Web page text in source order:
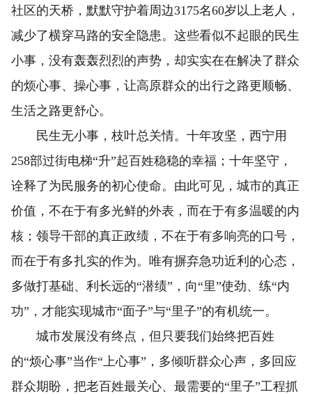
社区的天桥，默默守护着周边3175名60岁以上老人，
减少了横穿马路的安全隐患。这些看似不起眼的民生
小事，没有轰轰烈烈的声势，却实实在在解决了群众
的烦心事、操心事，让高原群众的出行之路更顺畅、
生活之路更舒心。
民生无小事，枝叶总关情。十年攻坚，西宁用
258部过街电梯“升”起百姓稳稳的幸福；十年坚守，
诠释了为民服务的初心使命。由此可见，城市的真正
价值，不在于有多光鲜的外表，而在于有多温暖的内
核；领导干部的真正政绩，不在于有多响亮的口号，
而在于有多扎实的作为。唯有摒弃急功近利的心态，
多做打基础、利长远的“潜绩”，向“里”使劲、练“内
功”，才能实现城市“面子”与“里子”的有机统一。
城市发展没有终点，但只要我们始终把百姓
的“烦心事”当作“上心事”，多倾听群众心声，多回应
群众期盼，把老百姓最关心、最需要的“里子”工程抓